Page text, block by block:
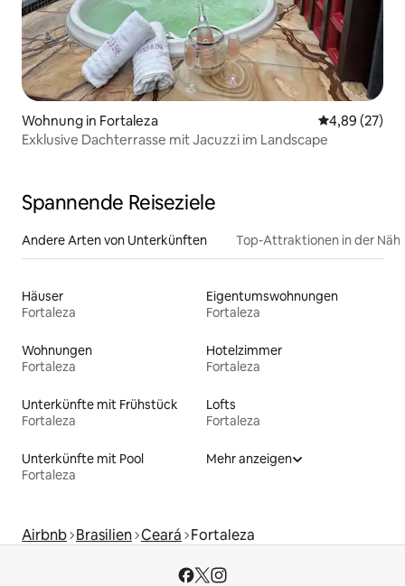
Wohnung in Fortaleza
4,89 (27)
Exklusive Dachterrasse mit Jacuzzi im Landscape
Spannende Reiseziele
Andere Arten von Unterkünften Top-Attraktionen in der
Häuser
Fortaleza
Eigentumswohnungen
Fortaleza
Wohnungen
Fortaleza
Hotelzimmer
Fortaleza
Unterkünfte mit Frühstück
Fortaleza
Lofts
Fortaleza
Unterkünfte mit Pool
Fortaleza
Mehr anzeigen
Airbnb Brasilien Ceará Fortaleza